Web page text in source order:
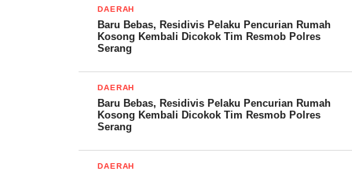
Post Views: 18
DAERAH
Baru Bebas, Residivis Pelaku Pencurian Rumah
Kosong Kembali Dicokok Tim Resmob Polres
Serang
DAERAH
Baru Bebas, Residivis Pelaku Pencurian Rumah
Kosong Kembali Dicokok Tim Resmob Polres
Serang
DAERAH